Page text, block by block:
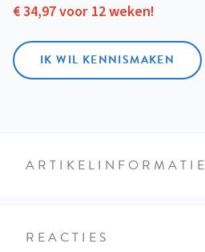
€ 34,97 voor 12 weken!
IK WIL KENNISMAKEN
ARTIKELINFORMATIE
REACTIES